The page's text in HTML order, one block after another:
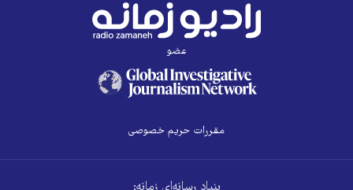
عضو
مقررات حریم خصوصی